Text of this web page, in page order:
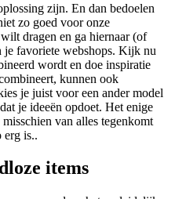
zijn. En dan bedoelen
zo goed voor onze
dragen en ga hiernaar (of
je favoriete webshops. Kijk nu
wordt en doe inspiratie
kunnen ook
je juist voor een ander model
je ideeën opdoet. Het enige
van alles tegenkomt
erg is..
items